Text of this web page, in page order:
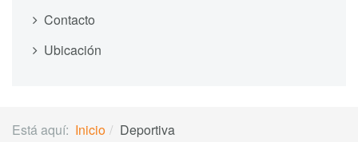
Contacto
Ubicación
Está aquí: Inicio Deportiva